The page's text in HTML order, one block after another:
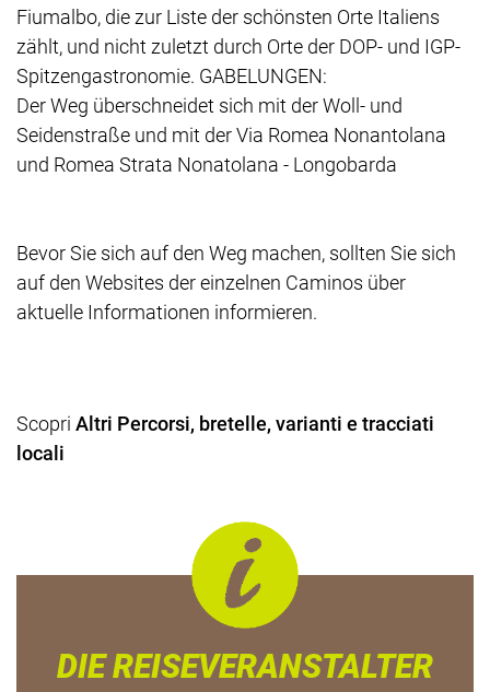
Fiumalbo, die zur Liste der schönsten Orte Italiens
zählt, und nicht zuletzt durch Orte der DOP- und IGP-
Spitzengastronomie. GABELUNGEN:
Der Weg überschneidet sich mit der Woll- und
Seidenstraße und mit der Via Romea Nonantolana
und Romea Strata Nonatolana - Longobarda
Bevor Sie sich auf den Weg machen, sollten Sie sich
auf den Websites der einzelnen Caminos über
aktuelle Informationen informieren.
Scopri Altri Percorsi, bretelle, varianti e tracciati
locali
DIE REISEVERANSTALTER